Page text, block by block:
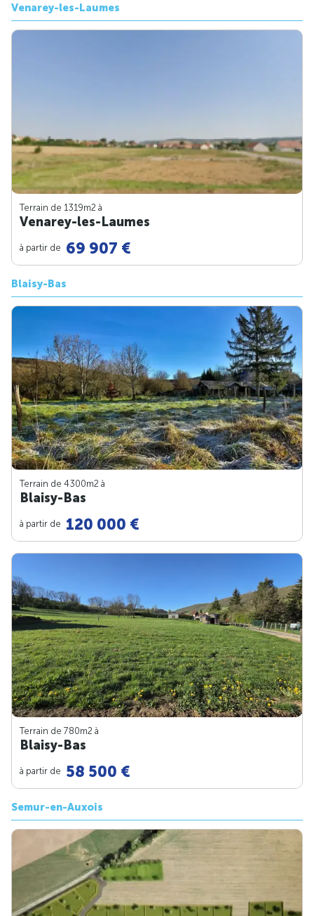
Venarey-les-Laumes
Terrain de 1319m2 à
Venarey-les-Laumes
à partir de 69 907 €
Blaisy-Bas
Terrain de 4300m2 à
Blaisy-Bas
à partir de 120 000 €
Terrain de 780m2 à
Blaisy-Bas
à partir de 58 500 €
Semur-en-Auxois